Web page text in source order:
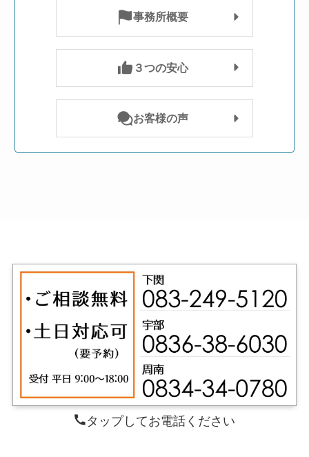
事務所概要
３つの安心
お客様の声
タップしてお電話ください